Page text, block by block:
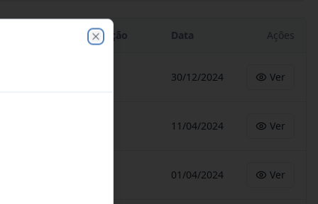
Situação Data Ações
30/12/2024 Ver
11/04/2024 Ver
01/04/2024 Ver
Close